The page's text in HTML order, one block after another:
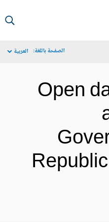
الصفحة باللغة: العربية
Open